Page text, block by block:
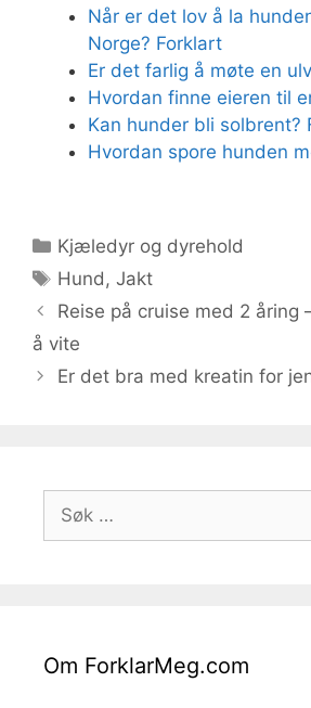
Når er det lov å la
Norge? Forklart
Er det farlig å møte en
Hvordan finne eieren til
Kan hunder bli solbrent?
Hvordan spore hunden
Kategorier
Kjæledyr og dyrehold
Stikkord
Hund,Jakt
Reise på cruise med 2 åring
å vite
Er det bra med kreatin for
Søk
etter:
Om ForklarMeg.com